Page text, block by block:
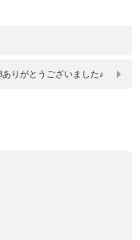
りがとうございました♪